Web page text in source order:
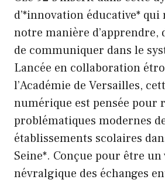
d’*innovation éducative*
notre manière d’apprendre,
de communiquer dans le
Lancée en collaboration
l’Académie de Versailles,
numérique est pensée pour
problématiques modernes
établissements scolaires
Seine*. Conçue pour être
névralgique des échanges